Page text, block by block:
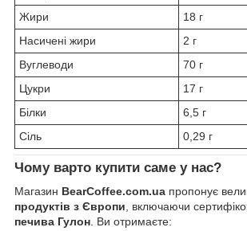
Жири
18 г
Насичені жири
2 г
Вуглеводи
70 г
Цукри
17 г
Білки
6,5 г
Сіль
0,29 г
Чому варто купити саме у нас?
Магазин BearCoffee.com.ua пропонує
продуктів з Європи, включаючи
печива Гулон. Ви отримаєте: